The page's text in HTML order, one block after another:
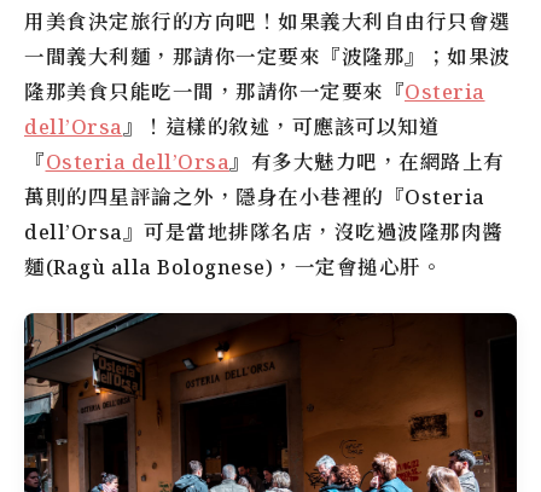
用美食決定旅行的方向吧！如果義大利自由行只會選
一間義大利麵，那請你一定要來『波隆那』；如果波
隆那美食只能吃一間，那請你一定要來『Osteria
dell’Orsa』！這樣的敘述，可應該可以知道
『Osteria dell’Orsa』有多大魅力吧，在網路上有
萬則的四星評論之外，隱身在小巷裡的『Osteria
dell’Orsa』可是當地排隊名店，沒吃過波隆那肉醬
麵(Ragù alla Bolognese)，一定會搥心肝。